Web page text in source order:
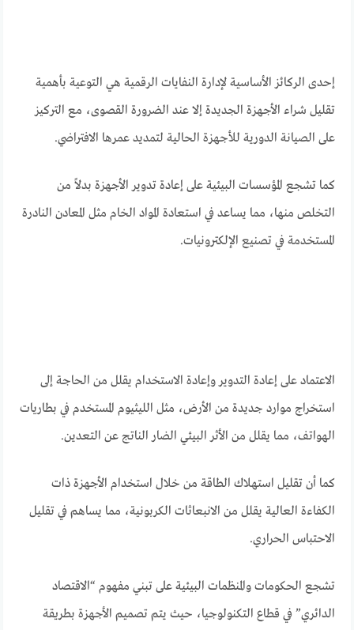
إحدى الركائز الأساسية لإدارة النفايات الرقمية هي التوعية بأهمية
تقليل شراء الأجهزة الجديدة إلا عند الضرورة القصوى، مع التركيز
على الصيانة الدورية للأجهزة الحالية لتمديد عمرها الافتراضي.
كما تشجع المؤسسات البيئية على إعادة تدوير الأجهزة بدلاً من
التخلص منها، مما يساعد في استعادة المواد الخام مثل المعادن النادرة
المستخدمة في تصنيع الإلكترونيات.
الاعتماد على إعادة التدوير وإعادة الاستخدام يقلل من الحاجة إلى
استخراج موارد جديدة من الأرض، مثل الليثيوم المستخدم في بطاريات
الهواتف، مما يقلل من الأثر البيئي الضار الناتج عن التعدين.
كما أن تقليل استهلاك الطاقة من خلال استخدام الأجهزة ذات
الكفاءة العالية يقلل من الانبعاثات الكربونية، مما يساهم في تقليل
الاحتباس الحراري.
تشجع الحكومات والمنظمات البيئية على تبني مفهوم “الاقتصاد
الدائري” في قطاع التكنولوجيا، حيث يتم تصميم الأجهزة بطريقة